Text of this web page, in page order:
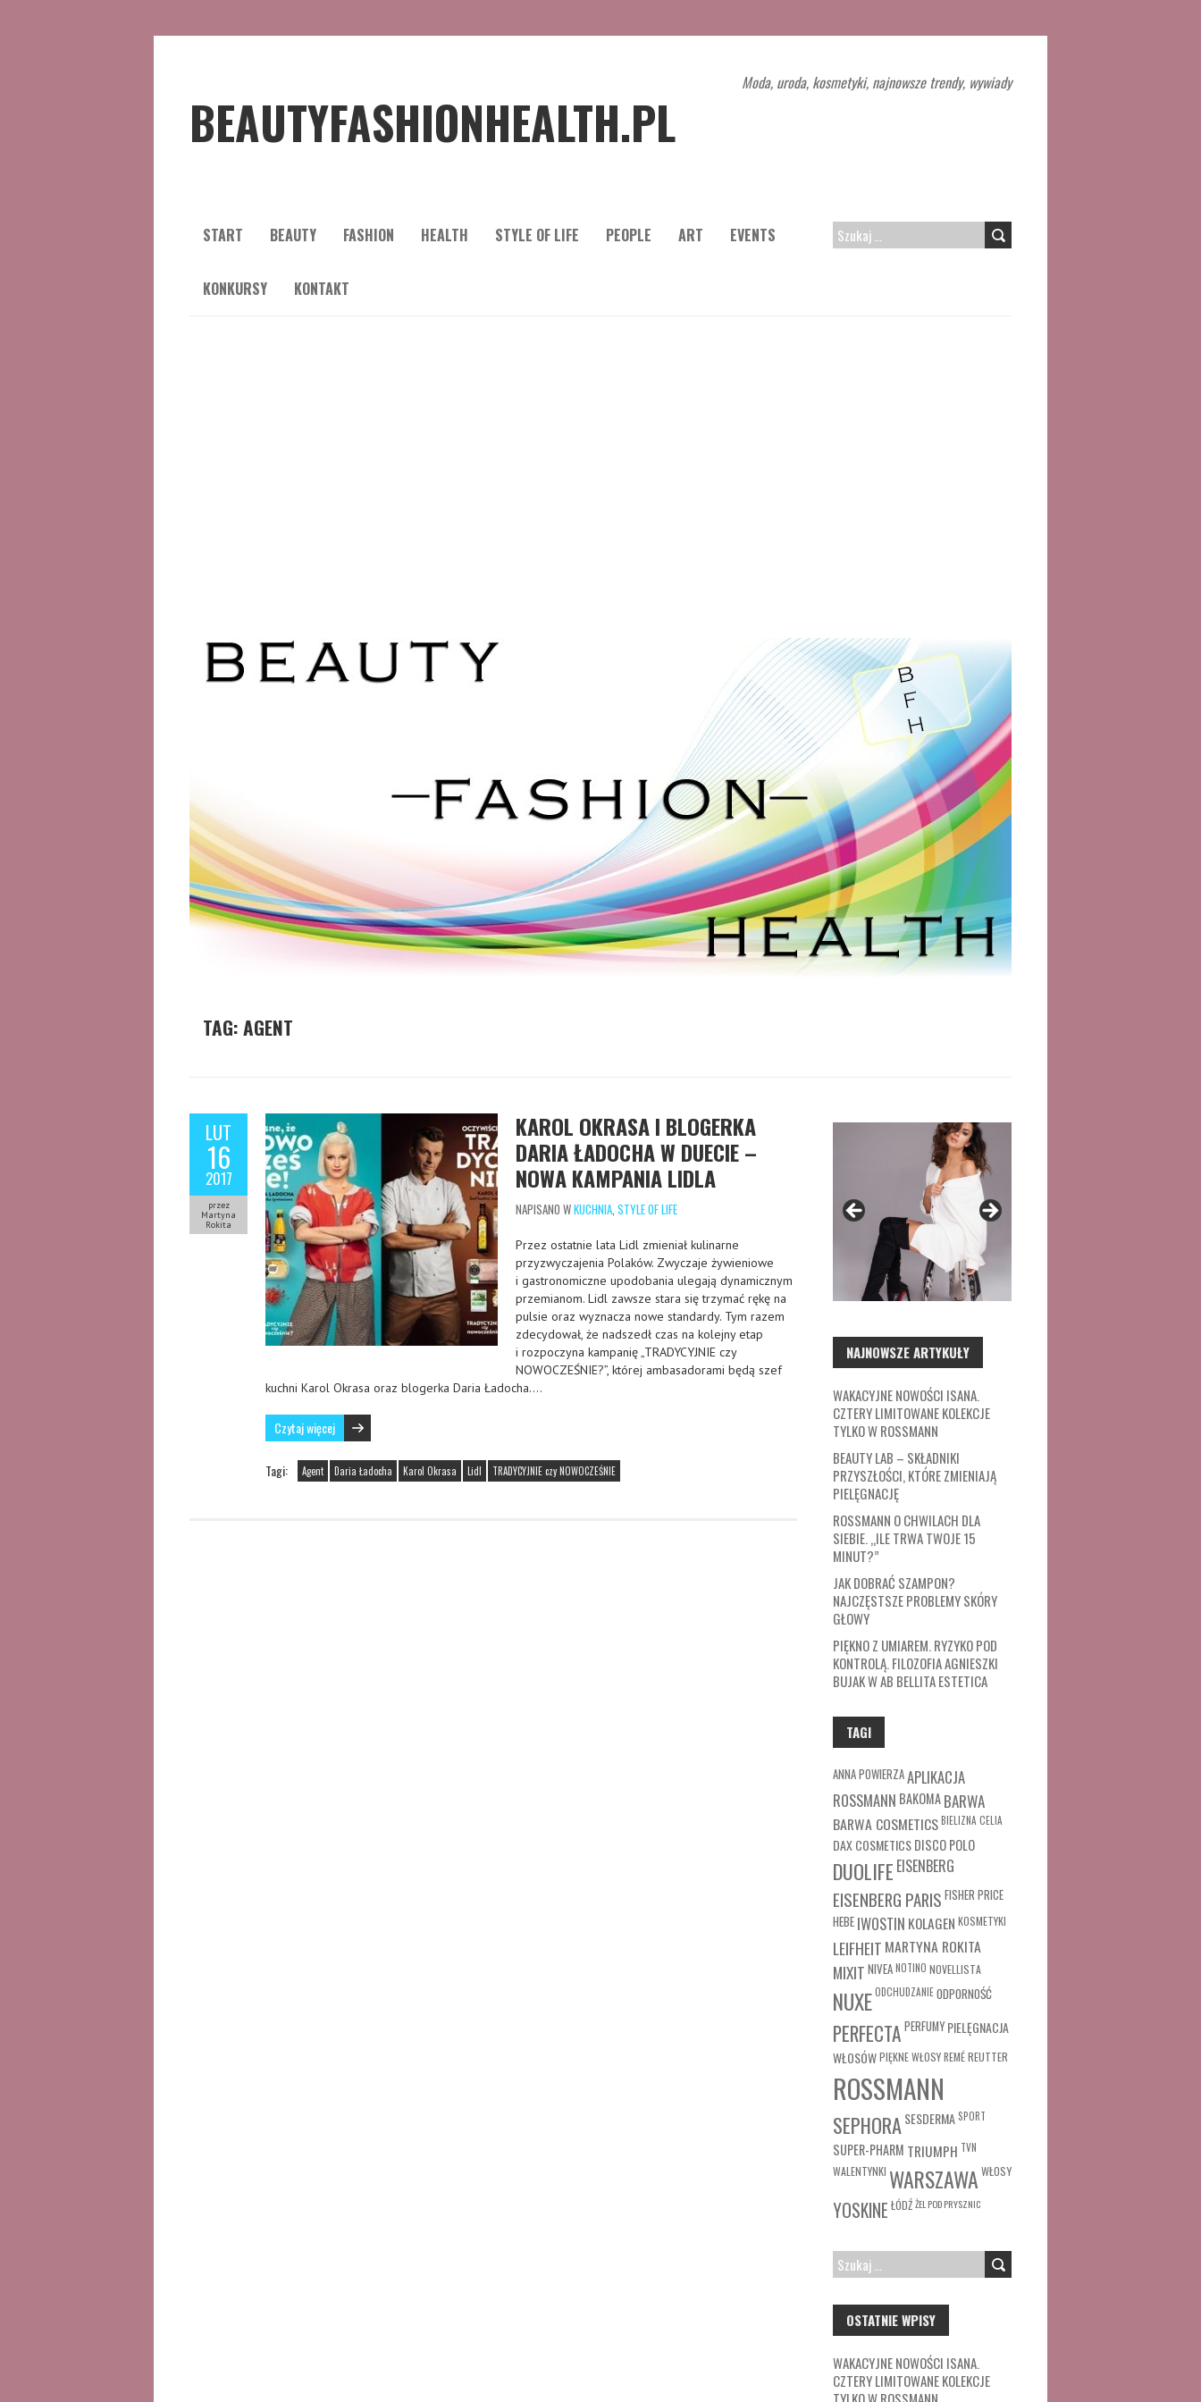
BEAUTYFASHIONHEALTH.PL
Moda, uroda, kosmetyki, najnowsze trendy, wywiady
START BEAUTY FASHION HEALTH STYLE OF LIFE PEOPLE ART EVENTS
KONKURSY KONTAKT
SZUKAJ:
TAG:AGENT
LUT
16
2017
przez
Martyna
Rokita
KAROL OKRASA I BLOGERKA
DARIA ŁADOCHA W DUECIE –
NOWA KAMPANIA LIDLA
NAPISANO WKUCHNIA, STYLE OF LIFE
Przez ostatnie lata Lidl zmieniał kulinarne
przyzwyczajenia Polaków. Zwyczaje żywieniowe
i gastronomiczne upodobania ulegają dynamicznym
przemianom. Lidl zawsze stara się trzymać rękę na
pulsie oraz wyznacza nowe standardy. Tym razem
zdecydował, że nadszedł czas na kolejny etap
i rozpoczyna kampanię „TRADYCYJNIE czy
NOWOCZEŚNIE?”, której ambasadorami będą szef
kuchni Karol Okrasa oraz blogerka Daria Ładocha….
Czytaj więcej
Tagi: Agent Daria Ładocha Karol Okrasa Lidl TRADYCYJNIE czy NOWOCZEŚNIE
NAJNOWSZE ARTYKUŁY
WAKACYJNE NOWOŚCI ISANA.
CZTERY LIMITOWANE KOLEKCJE
TYLKO W ROSSMANN
BEAUTY LAB – SKŁADNIKI
PRZYSZŁOŚCI, KTÓRE ZMIENIAJĄ
PIELĘGNACJĘ
ROSSMANN O CHWILACH DLA
SIEBIE. „ILE TRWA TWOJE 15
MINUT?”
JAK DOBRAĆ SZAMPON?
NAJCZĘSTSZE PROBLEMY SKÓRY
GŁOWY
PIĘKNO Z UMIAREM. RYZYKO POD
KONTROLĄ. FILOZOFIA AGNIESZKI
BUJAK W AB BELLITA ESTETICA
TAGI
ANNA POWIERZAAPLIKACJA
ROSSMANN BAKOMABARWA
BARWA COSMETICSBIELIZNA CELIA
DAX COSMETICSDISCO POLO
DUOLIFE EISENBERG
EISENBERG PARIS FISHER PRICE
HEBE IWOSTIN KOLAGEN KOSMETYKI
LEIFHEIT MARTYNA ROKITA
MIXIT NIVEANOTINO NOVELLISTA
NUXEODCHUDZANIEODPORNOŚĆ
PERFECTA PERFUMY PIELĘGNACJA
WŁOSÓWPIĘKNE WŁOSYREMÉREUTTER
ROSSMANN
SEPHORASESDERMA SPORT
SUPER-PHARM TRIUMPH TVN
WALENTYNKI WARSZAWA WŁOSY
YOSKINE ŁÓDŹŻEL POD PRYSZNIC
SZUKAJ:
OSTATNIE WPISY
WAKACYJNE NOWOŚCI ISANA.
CZTERY LIMITOWANE KOLEKCJE